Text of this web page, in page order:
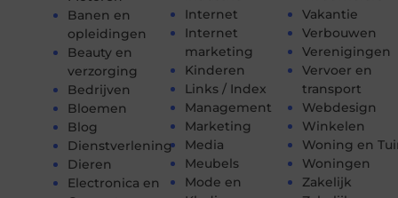
Banen en
opleidingen
Beauty en
verzorging
Bedrijven
Bloemen
Blog
Dienstverlening
Dieren
Electronica en
Internet
Internet
marketing
Kinderen
Links / Index
Management
Marketing
Media
Meubels
Mode en
Vakantie
Verbouwen
Verenigingen
Vervoer en
transport
Webdesign
Winkelen
Woning en
Woningen
Zakelijk